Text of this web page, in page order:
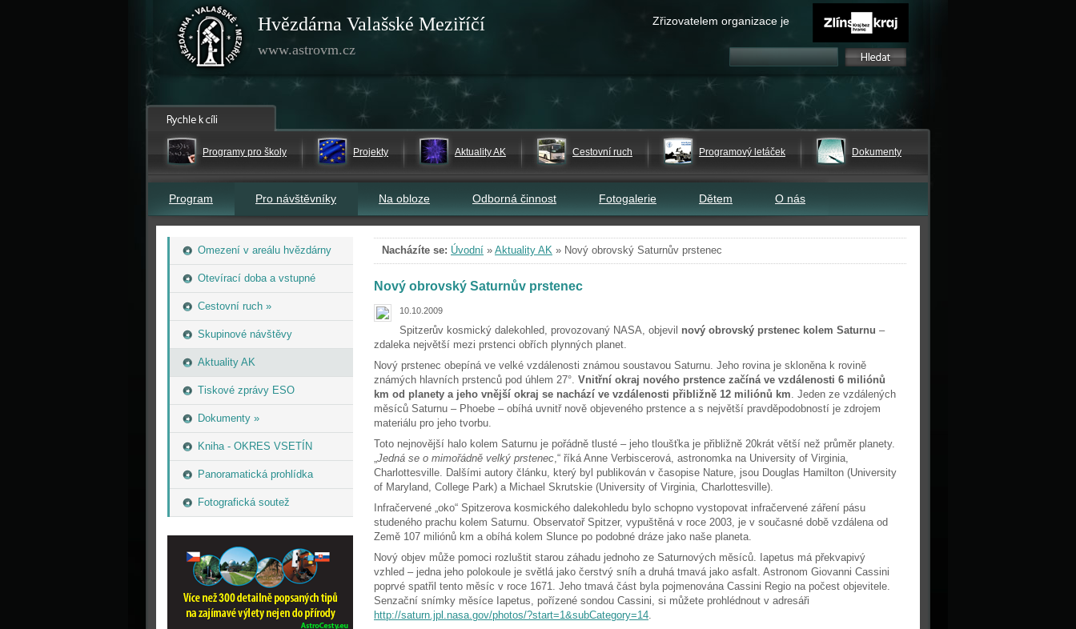
Hvězdárna Valašské Meziříčí
www.astrovm.cz
Zřizovatelem organizace je
Programy pro školy Projekty Aktuality AK Cestovní ruch Programový letáček Dokumenty
Program Pro návštěvníky Na obloze Odborná činnost Fotogalerie Dětem O nás
Omezení v areálu hvězdárny
Otevírací doba a vstupné
Cestovní ruch »
Skupinové návštěvy
Aktuality AK
Tiskové zprávy ESO
Dokumenty »
Kniha - OKRES VSETÍN
Panoramatická prohlídka
Fotografická soutež
Nacházíte se: Úvodní » Aktuality AK » Nový obrovský Saturnův prstenec
Nový obrovský Saturnův prstenec
10.10.2009
Spitzerův kosmický dalekohled, provozovaný NASA, objevil nový obrovský prstenec kolem Saturnu –
zdaleka největší mezi prstenci obřích plynných planet.
Nový prstenec obepíná ve velké vzdálenosti známou soustavou Saturnu. Jeho rovina je skloněna k rovině
známých hlavních prstenců pod úhlem 27°. Vnitřní okraj nového prstence začíná ve vzdálenosti 6 miliónů
km od planety a jeho vnější okraj se nachází ve vzdálenosti přibližně 12 miliónů km. Jeden ze vzdálených
měsíců Saturnu – Phoebe – obíhá uvnitř nově objeveného prstence a s největší pravděpodobností je zdrojem
materiálu pro jeho tvorbu.
Toto nejnovější halo kolem Saturnu je pořádně tlusté – jeho tloušťka je přibližně 20krát větší než průměr planety.
„Jedná se o mimořádně velký prstenec,“ říká Anne Verbiscerová, astronomka na University of Virginia,
Charlottesville. Dalšími autory článku, který byl publikován v časopise Nature, jsou Douglas Hamilton (University
of Maryland, College Park) a Michael Skrutskie (University of Virginia, Charlottesville).
Infračervené „oko“ Spitzerova kosmického dalekohledu bylo schopno vystopovat infračervené záření pásu
studeného prachu kolem Saturnu. Observatoř Spitzer, vypuštěná v roce 2003, je v současné době vzdálena od
Země 107 miliónů km a obíhá kolem Slunce po podobné dráze jako naše planeta.
Nový objev může pomoci rozluštit starou záhadu jednoho ze Saturnových měsíců. Iapetus má překvapivý
vzhled – jedna jeho polokoule je světlá jako čerstvý sníh a druhá tmavá jako asfalt. Astronom Giovanni Cassini
poprvé spatřil tento měsíc v roce 1671. Jeho tmavá část byla pojmenována Cassini Regio na počest objevitele.
Senzační snímky měsíce Iapetus, pořízené sondou Cassini, si můžete prohlédnout v adresáři
http://saturn.jpl.nasa.gov/photos/?start=1&subCategory=14.